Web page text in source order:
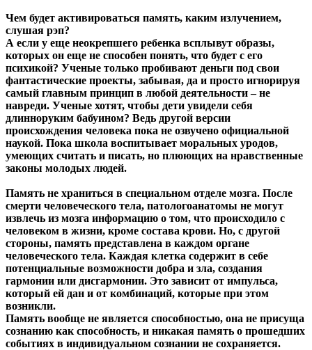
Чем будет активироваться память, каким излучением,
слушая рэп?
А если у еще неокрепшего ребенка всплывут образы,
которых он еще не способен понять, что будет с его
психикой? Ученые только пробивают деньги под свои
фантастические проекты, забывая, да и просто игнорируя
самый главным принцип в любой деятельности – не
навреди. Ученые хотят, чтобы дети увидели себя
длинноруким бабуином? Ведь другой версии
происхождения человека пока не озвучено официальной
наукой. Пока школа воспитывает моральных уродов,
умеющих считать и писать, но плюющих на нравственные
законы молодых людей.
Память не храниться в специальном отделе мозга. После
смерти человеческого тела, патологоанатомы не могут
извлечь из мозга информацию о том, что происходило с
человеком в жизни, кроме состава крови. Но, с другой
стороны, память представлена в каждом органе
человеческого тела. Каждая клетка содержит в себе
потенциальные возможности добра и зла, создания
гармонии или дисгармонии. Это зависит от импульса,
который ей дан и от комбинаций, которые при этом
возникли.
Память вообще не является способностью, она не присуща
сознанию как способность, и никакая память о прошедших
событиях в индивидуальном сознании не сохраняется.